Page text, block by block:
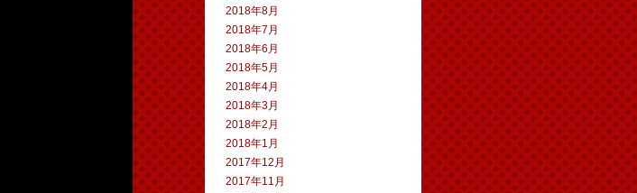
2018年8月
2018年7月
2018年6月
2018年5月
2018年4月
2018年3月
2018年2月
2018年1月
2017年12月
2017年11月